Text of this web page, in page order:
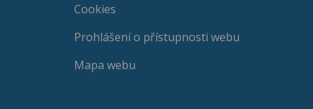
Cookies
Prohlášení o přístupnosti webu
Mapa webu